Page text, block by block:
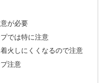
が必要
では特に注意
火しにくくなるので注意
注意